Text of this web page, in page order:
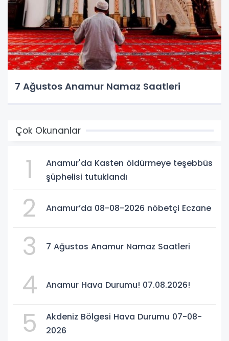
7 Ağustos Anamur Namaz Saatleri
Çok Okunanlar
1
Anamur'da Kasten öldürmeye teşebbüs
şüphelisi tutuklandı
2 Anamur’da 08-08-2026 nöbetçi Eczane
3 7 Ağustos Anamur Namaz Saatleri
4 Anamur Hava Durumu! 07.08.2026!
5
Akdeniz Bölgesi Hava Durumu 07-08-
2026